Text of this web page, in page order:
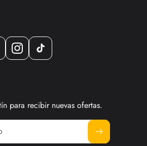
InstagramTikTok
para recibir nuevas ofertas.